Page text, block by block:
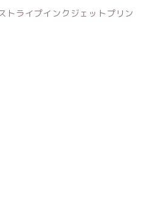
ライプインクジェットプリン